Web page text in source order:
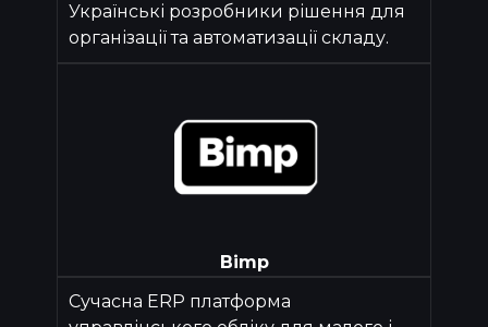
Українські розробники рішення для
організації та автоматизації складу.
Bimp
Сучасна ERP платформа